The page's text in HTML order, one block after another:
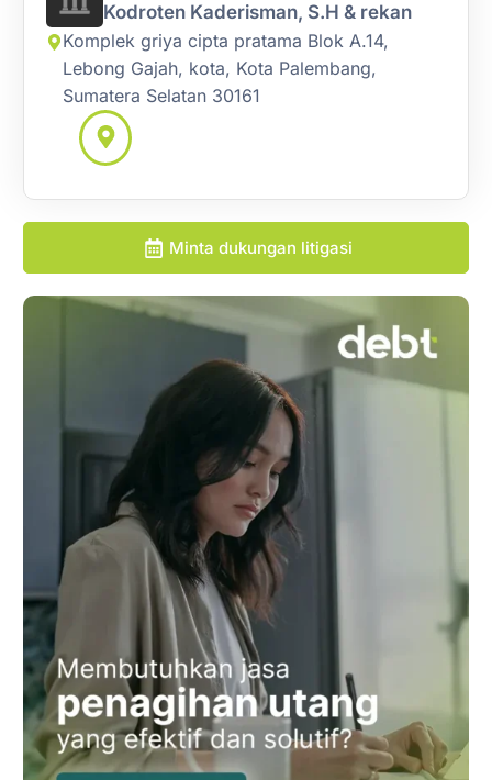
Kodroten Kaderisman, S.H & rekan
Komplek griya cipta pratama Blok A.14,
Lebong Gajah, kota, Kota Palembang,
Sumatera Selatan 30161
Minta dukungan litigasi